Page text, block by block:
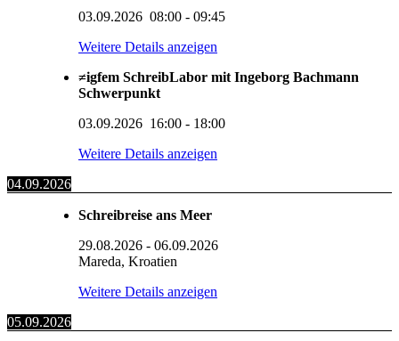
03.09.2026 08:00 - 09:45
Weitere Details anzeigen
≠igfem SchreibLabor mit Ingeborg Bachmann
Schwerpunkt
03.09.2026 16:00 - 18:00
Weitere Details anzeigen
04.09.2026
Schreibreise ans Meer
29.08.2026 - 06.09.2026
Mareda, Kroatien
Weitere Details anzeigen
05.09.2026